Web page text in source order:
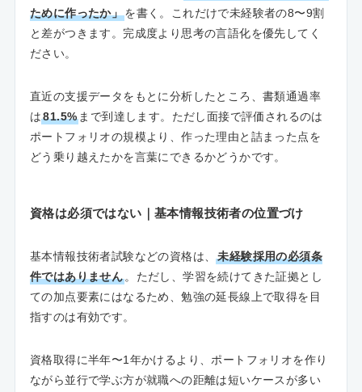
ために作ったか」を書く。これだけで未経験者の8〜9割
と差がつきます。完成度より思考の言語化を優先してく
ださい。
直近の支援データをもとに分析したところ、書類通過率
は81.5% まで到達します。ただし面接で評価されるのは
ポートフォリオの規模より、作った理由と詰まった点を
どう乗り越えたかを言葉にできるかどうかです。
資格は必須ではない｜基本情報技術者の位置づけ
基本情報技術者試験などの資格は、未経験採用の必須条
件ではありません 。ただし、学習を続けてきた証拠とし
ての加点要素にはなるため、勉強の延長線上で取得を目
指すのは有効です。
資格取得に半年〜1年かけるより、ポートフォリオを作り
ながら並行で学ぶ方が就職への距離は短いケースが多い